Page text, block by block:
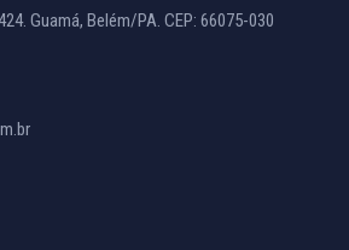
Guamá, Belém/PA. CEP: 66075-030